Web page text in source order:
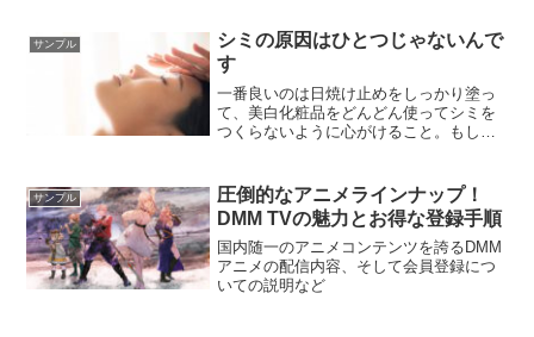
エッセンスをあなたの生活にも取り入れ
てみませんか？
サンプル
シミの原因はひとつじゃないんで
す
一番良いのは日焼け止めをしっかり塗っ
て、美白化粧品をどんどん使ってシミを
つくらないように心がけること。もしで
白化粧品をベースに日々のケアをしっか
り行うことが大切。日頃からケアを怠ら
ないことを心がけましょう。
サンプル
圧倒的なアニメラインナップ！
DMM TVの魅力とお得な登録手順
国内随一のアニメコンテンツを誇るDMM
アニメの配信内容、そして会員登録につ
いての説明など